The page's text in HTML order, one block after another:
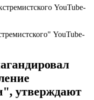
YouTube-
утверждают